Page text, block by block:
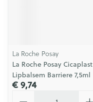
La Roche Posay
La Roche Posay Cicaplast
Lipbalsem Barriere 7,5ml
€ 9,74